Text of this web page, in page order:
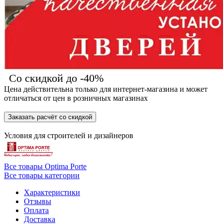
Со скидкой до -40%
Цена действительна только для интернет-магазина и может
отличаться от цен в розничных магазинах
Заказать расчёт со скидкой
Условия для строителей и дизайнеров
Все товары Optima Porte
Все товары категории
Характеристики
Отзывы
Оплата
Доставка